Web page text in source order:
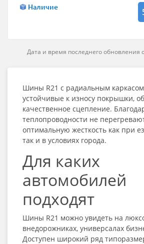
Наличие
Дата и время последнего обновления
Шины R21 с радиальным
устойчивые к износу покрышки,
качественное сцепление.
теплопроводности не
оптимальную жесткость как при
так и в условиях города.
Для каких
автомобилей
подходят
Шины R21 можно увидеть на
внедорожниках, универсалах
Доступен широкий ряд